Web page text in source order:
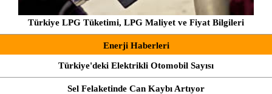
Türkiye LPG Tüketimi, LPG Maliyet ve Fiyat Bilgileri
Enerji Haberleri
Türkiye'deki Elektrikli Otomobil Sayısı
Sel Felaketinde Can Kaybı Artıyor